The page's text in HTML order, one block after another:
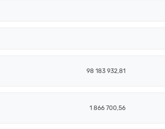
98 183 932,81
1 866 700,56